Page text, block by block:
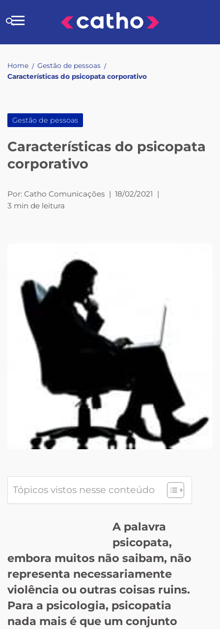
to
Buscar
Home / Gestão de pessoas /
Características do psicopata corporativo
Gestão de pessoas
Características do psicopata
corporativo
Por: Catho Comunicações | 18/02/2021 |
3 min de leitura
Tópicos vistos nesse conteúdo
A palavra
psicopata,
embora muitos não saibam, não
representa necessariamente
violência ou outras coisas ruins.
Para a psicologia, psicopatia
nada mais é que um conjunto